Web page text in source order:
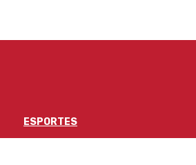
ESPORTES